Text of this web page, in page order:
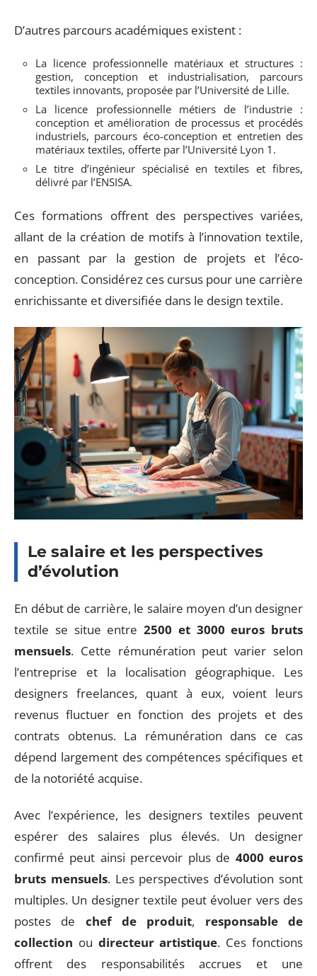
D’autres parcours académiques existent :
La licence professionnelle matériaux et structures :
gestion, conception et industrialisation, parcours
textiles innovants, proposée par l’Université de Lille.
La licence professionnelle métiers de l’industrie :
conception et amélioration de processus et procédés
industriels, parcours éco-conception et entretien des
matériaux textiles, offerte par l’Université Lyon 1.
Le titre d’ingénieur spécialisé en textiles et fibres,
délivré par l’ENSISA.
Ces formations offrent des perspectives variées,
allant de la création de motifs à l’innovation textile,
en passant par la gestion de projets et l’éco-
conception. Considérez ces cursus pour une carrière
enrichissante et diversifiée dans le design textile.
Le salaire et les perspectives
d’évolution
En début de carrière, le salaire moyen d’un designer
textile se situe entre 2500 et 3000 euros bruts
mensuels. Cette rémunération peut varier selon
l’entreprise et la localisation géographique. Les
designers freelances, quant à eux, voient leurs
revenus fluctuer en fonction des projets et des
contrats obtenus. La rémunération dans ce cas
dépend largement des compétences spécifiques et
de la notoriété acquise.
Avec l’expérience, les designers textiles peuvent
espérer des salaires plus élevés. Un designer
confirmé peut ainsi percevoir plus de 4000 euros
bruts mensuels. Les perspectives d’évolution sont
multiples. Un designer textile peut évoluer vers des
postes de chef de produit, responsable de
collection ou directeur artistique. Ces fonctions
offrent des responsabilités accrues et une